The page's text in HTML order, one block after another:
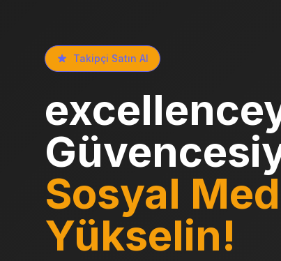
Takipçi Satın Al
Sosyal
Yükselin!